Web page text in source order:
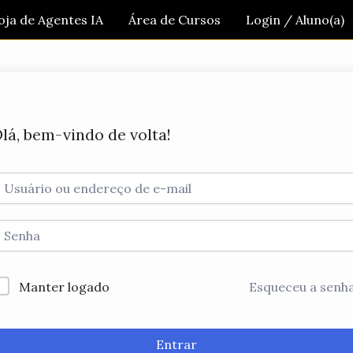
de Agentes IA Área de Cursos Login / Aluno(a)
bem-vindo de volta!
Manter logado Esqueceu a
Entrar